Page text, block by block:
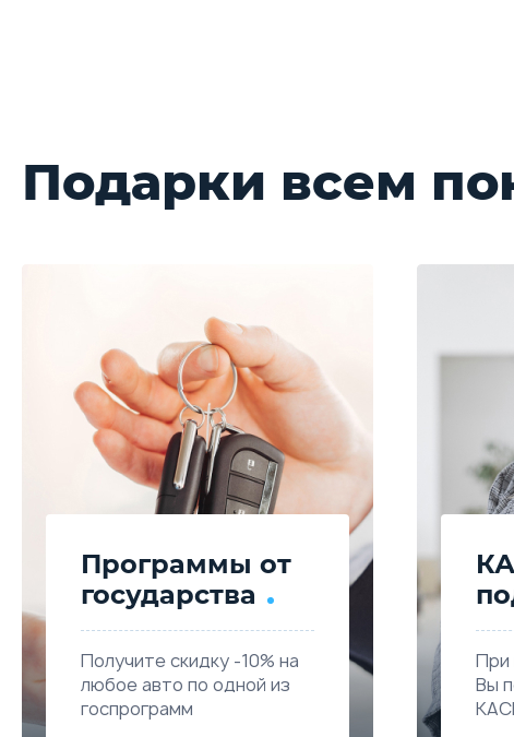
Подарки всем
Программы от
государства
Получите скидку -10% на
любое авто по одной из
госпрограмм
При
Вы